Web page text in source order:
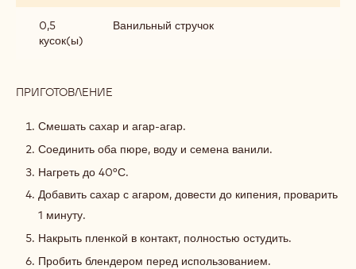
0,5
кусок(ы)
Ванильный стручок
ПРИГОТОВЛЕНИЕ
ГРЕЙПФРУТ-
МАЛИНА
Смешать сахар и агар-агар.
Соединить оба пюре, воду и семена ванили.
Нагреть до 40°С.
Добавить сахар с агаром, довести до кипения, проварить
1 минуту.
Накрыть пленкой в контакт, полностью остудить.
Пробить блендером перед использованием.